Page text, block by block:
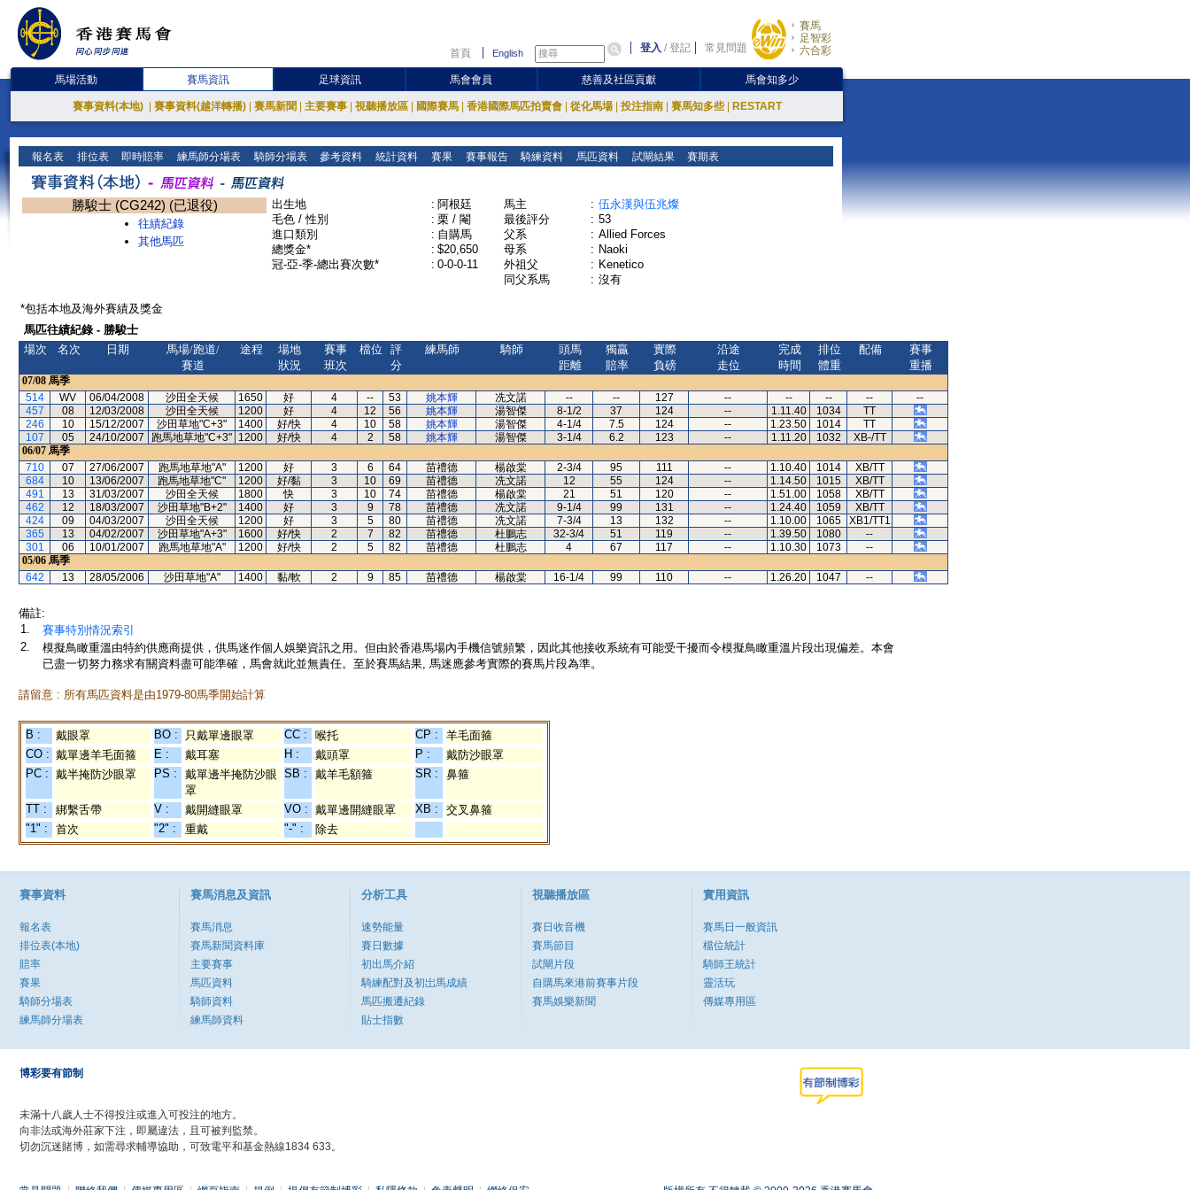
首頁 English 登入 /登記 常見問題
賽馬
足智彩
六合彩
馬場活動 賽馬資訊 足球資訊 馬會會員 慈善及社區貢獻 馬會知多少
賽事資料(本地) 賽事資料(越洋轉播) 賽馬新聞 主要賽事 視聽播放區 國際賽馬 香港國際馬匹拍賣會 從化馬場 投注指南 賽馬知多些 RESTART
報名表 排位表 即時賠率 練馬師分場表 騎師分場表 參考資料 統計資料 賽果 賽事報告 騎練資料 馬匹資料 試閘結果 賽期表
勝駿士 (CG242) (已退役)
往績紀錄
其他馬匹
出生地 : 阿根廷
毛色 / 性別
: 栗 / 閹
進口類別
: 自購馬
總獎金*
: $20,650
冠-亞-季-總出賽次數*
: 0-0-0-11
馬主 : 伍永漢與伍兆燦
最後評分
: 53
父系
: Allied Forces
母系
: Naoki
外祖父
: Kenetico
同父系馬
: 沒有
*包括本地及海外賽績及獎金
馬匹往績紀錄 - 勝駿士
場次
名次 日期
馬場/跑道/
賽道
途程
場地
狀況
賽事
班次
檔位
評
分
練馬師 騎師
頭馬
距離
獨贏
賠率
實際
負磅
沿途
走位
完成
時間
排位
體重
配備
賽事
重播
07/08 馬季
514
WV 06/04/2008 沙田全天候 1650 好 4 -- 53 姚本輝 冼文諾 -- -- 127 -- -- -- --
--
457
08 12/03/2008 沙田全天候 1200 好 4 12 56 姚本輝 湯智傑 8-1/2 37 124 -- 1.11.40 1034
TT
246
10 15/12/2007 沙田草地"C+3" 1400 好/快 4 10 58 姚本輝 湯智傑 4-1/4 7.5 124 -- 1.23.50 1014
TT
107
05 24/10/2007 跑馬地草地"C+3" 1200 好/快 4 2 58 姚本輝 湯智傑 3-1/4 6.2 123 -- 1.11.20 1032
XB-/TT
06/07 馬季
710
07 27/06/2007 跑馬地草地"A" 1200 好 3 6 64 苗禮德 楊啟棠 2-3/4 95 111 -- 1.10.40 1014
XB/TT
684
10 13/06/2007 跑馬地草地"C" 1200 好/黏 3 10 69 苗禮德 冼文諾 12 55 124 -- 1.14.50 1015
XB/TT
491
13 31/03/2007 沙田全天候 1800 快 3 10 74 苗禮德 楊啟棠 21 51 120 -- 1.51.00 1058
XB/TT
462
12 18/03/2007 沙田草地"B+2" 1400 好 3 9 78 苗禮德 冼文諾 9-1/4 99 131 -- 1.24.40 1059
XB/TT
424
09 04/03/2007 沙田全天候 1200 好 3 5 80 苗禮德 冼文諾 7-3/4 13 132 -- 1.10.00 1065
XB1/TT1
365
13 04/02/2007 沙田草地"A+3" 1600 好/快 2 7 82 苗禮德 杜鵬志 32-3/4 51 119 -- 1.39.50 1080
--
301
06 10/01/2007 跑馬地草地"A" 1200 好/快 2 5 82 苗禮德 杜鵬志 4 67 117 -- 1.10.30 1073
--
05/06 馬季
642
13 28/05/2006 沙田草地"A" 1400 黏/軟 2 9 85 苗禮德 楊啟棠 16-1/4 99 110 -- 1.26.20 1047 --
備註:
1.
賽事特別情況索引
2.
模擬鳥瞰重溫由特約供應商提供，供馬迷作個人娛樂資訊之用。但由於香港馬場內手機信號頻繁，因此其他接收系統有可能受干擾而令模擬鳥瞰重溫片段出現偏差。本會
已盡一切努力務求有關資料盡可能準確，馬會就此並無責任。至於賽馬結果, 馬迷應參考實際的賽馬片段為準。
請留意 : 所有馬匹資料是由1979-80馬季開始計算
B : 戴眼罩 BO : 只戴單邊眼罩 CC : 喉托 CP :
羊毛面箍
CO : 戴單邊羊毛面箍 E : 戴耳塞 H : 戴頭罩 P :
戴防沙眼罩
PC : 戴半掩防沙眼罩 PS :
戴單邊半掩防沙眼
罩
SB : 戴羊毛額箍 SR : 鼻箍
TT : 綁繫舌帶 V : 戴開縫眼罩 VO : 戴單邊開縫眼罩 XB :
交叉鼻箍
"1" :
首次 "2" : 重戴 "-" : 除去
賽事資料
報名表
排位表(本地)
賠率
賽果
騎師分場表
練馬師分場表
賽馬消息及資訊
賽馬消息
賽馬新聞資料庫
主要賽事
馬匹資料
騎師資料
練馬師資料
分析工具
速勢能量
賽日數據
初出馬介紹
騎練配對及初岀馬成績
馬匹搬遷紀錄
貼士指數
視聽播放區
賽日收音機
賽馬節目
試閘片段
自購馬來港前賽事片段
賽馬娛樂新聞
實用資訊
賽馬日一般資訊
檔位統計
騎師王統計
靈活玩
傳媒專用區
博彩要有節制
未滿十八歲人士不得投注或進入可投注的地方。
向非法或海外莊家下注，即屬違法，且可被判監禁。
切勿沉迷賭博，如需尋求輔導協助，可致電平和基金熱線1834 633。